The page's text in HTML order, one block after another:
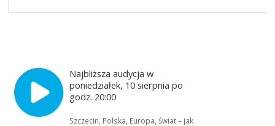
Najbliższa audycja w
poniedziałek, 10 sierpnia po
godz. 20:00
Szczecin, Polska, Europa, Świat – jak